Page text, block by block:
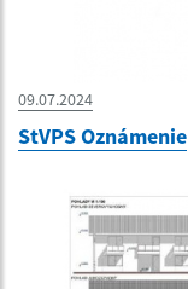
09.07.2024
StVPS Oznámenie